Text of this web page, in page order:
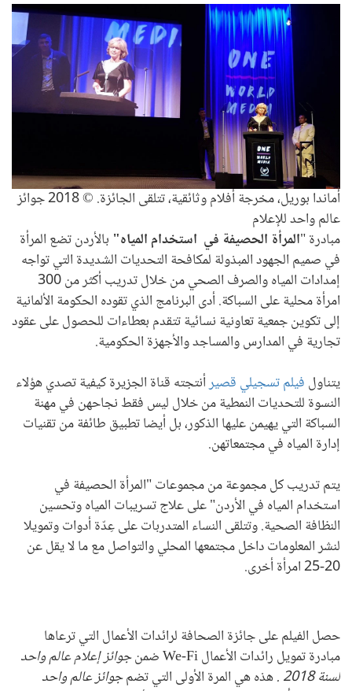
أماندا بوريل، مخرجة أفلام وثائقية، تتلقى الجائزة. © 2018 جوائز
عالم واحد للإعلام
مبادرة "المرأة الحصيفة في استخدام المياه" بالأردن تضع المرأة
في صميم الجهود المبذولة لمكافحة التحديات الشديدة التي تواجه
إمدادات المياه والصرف الصحي من خلال تدريب أكثر من 300
امرأة محلية على السباكة. أدى البرنامج الذي تقوده الحكومة الألمانية
إلى تكوين جمعية تعاونية نسائية تتقدم بعطاءات للحصول على عقود
تجارية في المدارس والمساجد والأجهزة الحكومية.
يتناول فيلم تسجيلي قصيرأنتجته قناة الجزيرة كيفية تصدي هؤلاء
النسوة للتحديات النمطية من خلال ليس فقط نجاحهن في مهنة
السباكة التي يهيمن عليها الذكور، بل أيضا تطبيق طائفة من تقنيات
إدارة المياه في مجتمعاتهن.
يتم تدريب كل مجموعة من مجموعات "المرأة الحصيفة في
استخدام المياه في الأردن" على علاج تسريبات المياه وتحسين
النظافة الصحية. وتتلقى النساء المتدربات على عِدّة أدوات وتمويلا
لنشر المعلومات داخل مجتمعها المحلي والتواصل مع ما لا يقل عن
20-25 امرأة أخرى.
حصل الفيلم على جائزة الصحافة لرائدات الأعمال التي ترعاها
مبادرة تمويل رائدات الأعمالWe-Fiضمنجوائز إعلام عالم واحد
لسنة 2018
.هذه هي المرة الأولى التي تضمجوائز عالم واحد